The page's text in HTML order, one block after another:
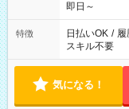
即日～
特徴 日払いOK / 履
スキル不要
気になる！